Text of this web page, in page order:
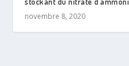
novembre 8, 2020